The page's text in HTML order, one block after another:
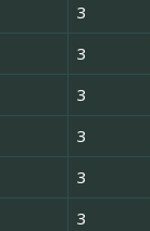
3
3
3
3
3
3